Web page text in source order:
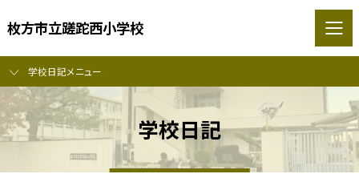
枚方市立蹉跎西小学校
学校日記メニュー
学校日記